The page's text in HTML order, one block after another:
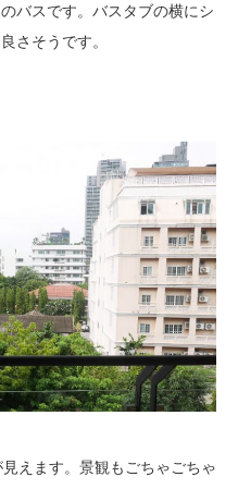
バスです。バスタブの横にシ
さそうです。
えます。景観もごちゃごちゃ